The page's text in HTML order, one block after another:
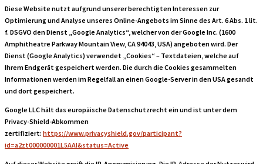
Diese Website nutzt aufgrund unserer berechtigten Interessen zur
Optimierung und Analyse unseres Online-Angebots im Sinne des Art. 6 Abs. 1 lit.
f. DSGVO den Dienst „Google Analytics“, welcher von der Google Inc. (1600
Amphitheatre Parkway Mountain View, CA 94043, USA) angeboten wird. Der
Dienst (Google Analytics) verwendet „Cookies“ – Textdateien, welche auf
Ihrem Endgerät gespeichert werden. Die durch die Cookies gesammelten
Informationen werden im Regelfall an einen Google-Server in den USA gesandt
und dort gespeichert.
Google LLC hält das europäische Datenschutzrecht ein und ist unter dem
Privacy-Shield-Abkommen
zertifiziert: https://www.privacyshield.gov/participant?
id=a2zt000000001L5AAI&status=Active